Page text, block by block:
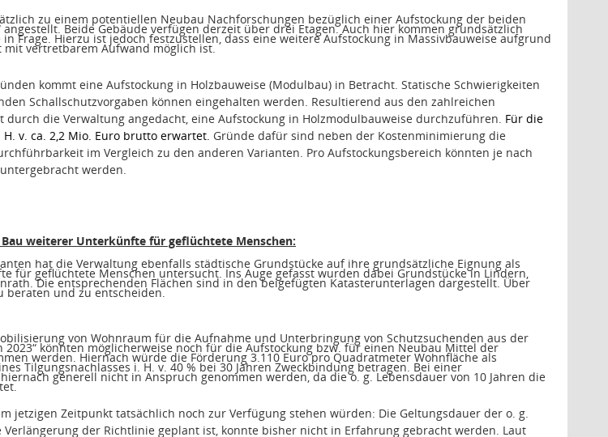
zu einem potentiellen Neubau Nachforschungen bezüglich einer Aufstockung der beiden
angestellt. Beide Gebäude verfügen derzeit über drei Etagen. Auch hier kommen grundsätzlich
Frage. Hierzu ist jedoch festzustellen, dass eine weitere Aufstockung in Massivbauweise aufgrund
vertretbarem Aufwand möglich ist.
kommt eine Aufstockung in Holzbauweise (Modulbau) in Betracht. Statische Schwierigkeiten
Schallschutzvorgaben können eingehalten werden. Resultierend aus den zahlreichen
die Verwaltung angedacht, eine Aufstockung in Holzmodulbauweise durchzuführen. Für die
v. ca. 2,2 Mio. Euro brutto erwartet. Gründe dafür sind neben der Kostenminimierung die
im Vergleich zu den anderen Varianten. Pro Aufstockungsbereich könnten je nach
werden.
weiterer Unterkünfte für geflüchtete Menschen:
hat die Verwaltung ebenfalls städtische Grundstücke auf ihre grundsätzliche Eignung als
für geflüchtete Menschen untersucht. Ins Auge gefasst wurden dabei Grundstücke in Lindern,
Die entsprechenden Flächen sind in den beigefügten Katasterunterlagen dargestellt. Über
beraten und zu entscheiden.
von Wohnraum für die Aufnahme und Unterbringung von Schutzsuchenden aus der
2023“ könnten möglicherweise noch für die Aufstockung bzw. für einen Neubau Mittel der
werden. Hiernach würde die Förderung 3.110 Euro pro Quadratmeter Wohnfläche als
Tilgungsnachlasses i. H. v. 40 % bei 30 Jahren Zweckbindung betragen. Bei einer
generell nicht in Anspruch genommen werden, da die o. g. Lebensdauer von 10 Jahren die
jetzigen Zeitpunkt tatsächlich noch zur Verfügung stehen würden: Die Geltungsdauer der o. g.
Verlängerung der Richtlinie geplant ist, konnte bisher nicht in Erfahrung gebracht werden. Laut